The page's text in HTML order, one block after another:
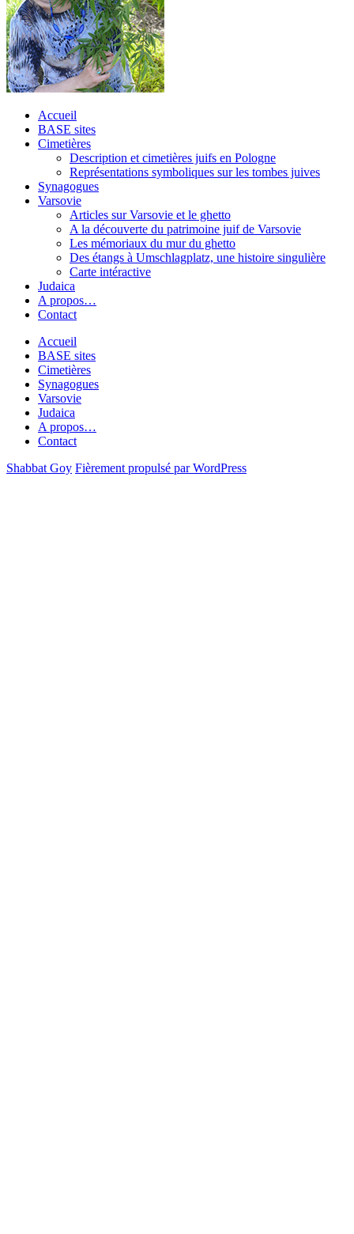
Accueil
BASE sites
Cimetières
Description et cimetières juifs en Pologne
Représentations symboliques sur les tombes juives
Synagogues
Varsovie
Articles sur Varsovie et le ghetto
A la découverte du patrimoine juif de Varsovie
Les mémoriaux du mur du ghetto
Des étangs à Umschlagplatz, une histoire singulière
Carte intéractive
Judaica
A propos…
Contact
Accueil
BASE sites
Cimetières
Synagogues
Varsovie
Judaica
A propos…
Contact
Shabbat Goy Fièrement propulsé par WordPress